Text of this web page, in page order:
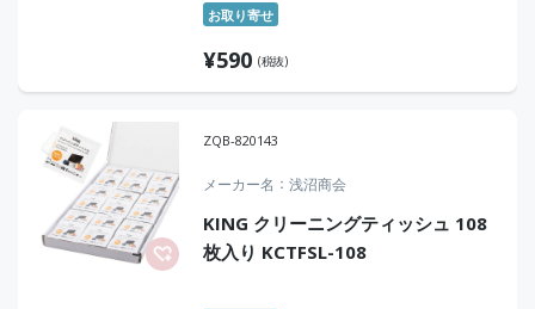
お取り寄せ
¥590 (税抜)
ZQB-820143
メーカー名 浅沼商会
KING クリーニングティッシュ 108
枚入り KCTFSL-108